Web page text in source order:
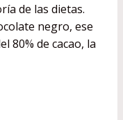
de las dietas.
negro, ese
80% de cacao, la